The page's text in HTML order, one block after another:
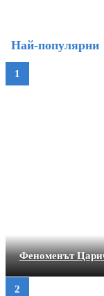
Най-популярни
Феноменът